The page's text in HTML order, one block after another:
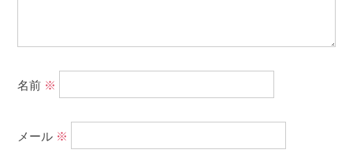
名前 ※
メール ※